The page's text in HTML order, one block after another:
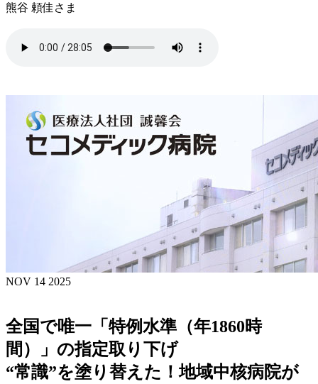
熊谷 頼佳さま
NOV 14 2025
全国で唯一「特例水準（年1860時
間）」の指定取り下げ
“常識”を塗り替えた！地域中核病院が